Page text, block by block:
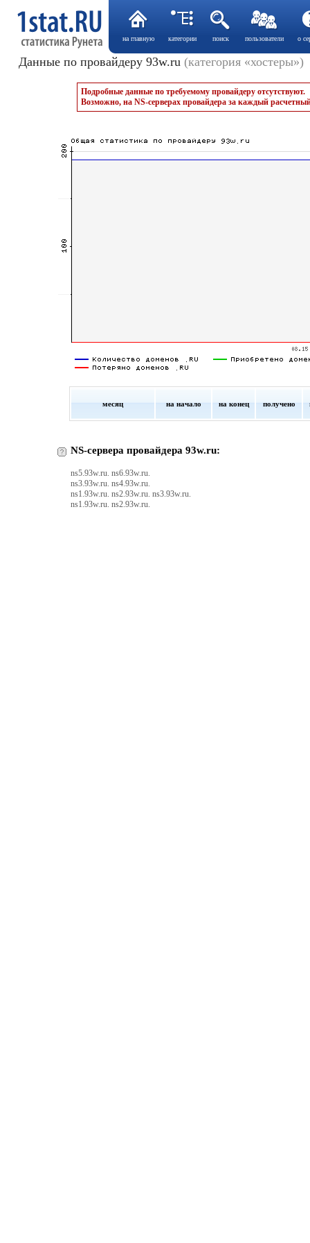
на главную категории поиск пользователи о
Данные по провайдеру 93w.ru (категория «хостеры»)
Подробные данные по требуемому провайдеру отсутствуют.
Возможно, на NS-серверах провайдера за каждый
месяц на начало на конец получено
NS-сервера провайдера 93w.ru:
ns5.93w.ru. ns6.93w.ru.
ns3.93w.ru. ns4.93w.ru.
ns1.93w.ru. ns2.93w.ru. ns3.93w.ru.
ns1.93w.ru. ns2.93w.ru.